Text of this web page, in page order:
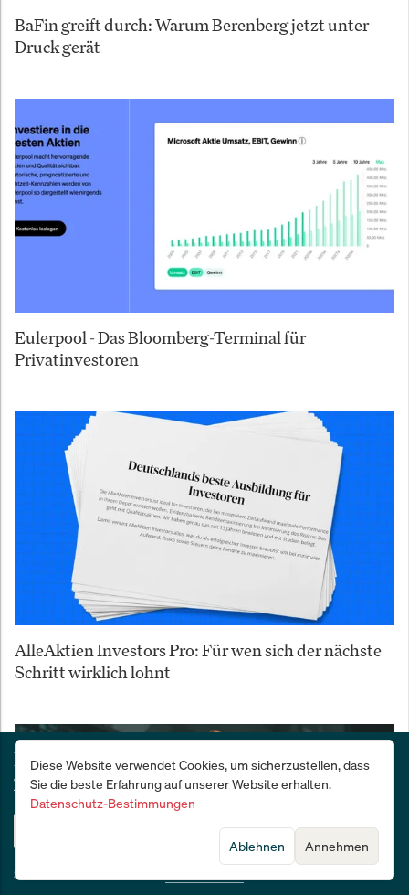
Deutschlands Wirtschafts- und Finanzzeitung:
28 Tage kostenlos testen
Sie sind bereits Abonnent?
BaFin greift durch: Warum Berenberg jetzt unter
Druck gerät
Eulerpool - Das Bloomberg-Terminal für
Privatinvestoren
AlleAktien Investors Pro: Für wen sich der nächste
Schritt wirklich lohnt
Diese Website verwendet Cookies, um sicherzustellen, dass
Sie die beste Erfahrung auf unserer Website erhalten.
Datenschutz-Bestimmungen
Annehmen
Ablehnen